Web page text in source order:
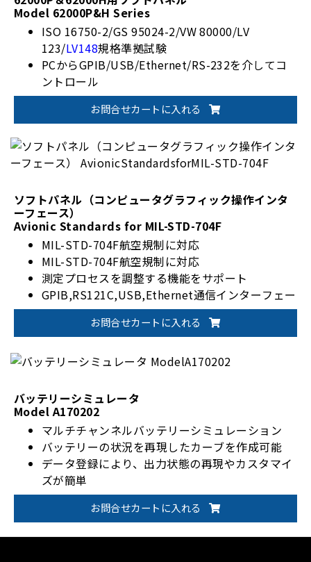
Model 62000P&H Series
ISO 16750-2/GS 95024-2/VW 80000/LV
123/LV148規格準拠試験
PCからGPIB/USB/Ethernet/RS-232を介してコ
ントロール
お問合せカートに入れる
ソフトパネル（コンピュータグラフィック操作インタ
ーフェース）
Avionic Standards for MIL-STD-704F
MIL-STD-704F航空規制に対応
MIL-STD-704F航空規制に対応
測定プロセスを調整する機能をサポート
GPIB,RS121C,USB,Ethernet通信インターフェー
スをサポート
お問合せカートに入れる
バッテリーシミュレータ
Model A170202
マルチチャンネルバッテリーシミュレーション
バッテリーの状況を再現したカーブを作成可能
データ登録により、出力状態の再現やカスタマイ
ズが簡単
お問合せカートに入れる